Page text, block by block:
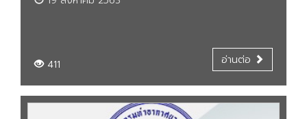
411 อ่านต่อ